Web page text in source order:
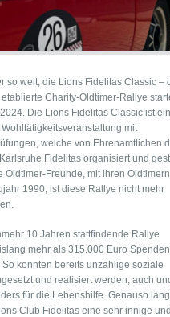
so weit, die Lions Fidelitas Classic –
Charity-Oldtimer-Rallye
Die Lions Fidelitas Classic ist
mit
welche von Ehrenamtlichen
Fidelitas organisiert und
Oldtimer-Freunde, mit ihren
1990, ist diese Rallye nicht mehr
10 Jahren stattfindende Rallye
mehr als 315.000 Euro
konnten bereits unzählige soziale
und realisiert werden, auch
für die Lebenshilfe. Genauso
Club Fidelitas eine sehr innige und